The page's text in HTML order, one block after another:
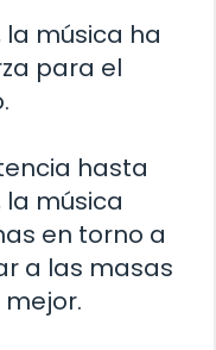
música ha
para el
hasta
música
en torno a
a las masas